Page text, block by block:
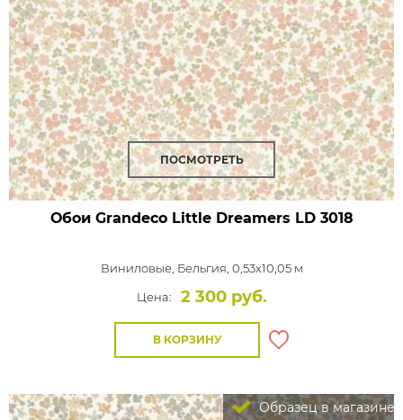
ПОСМОТРЕТЬ
Обои Grandeco Little Dreamers LD 3018
Виниловые, Бельгия, 0,53x10,05 м
Цена:
2 300 руб.
В КОРЗИНУ
Образец в магазине